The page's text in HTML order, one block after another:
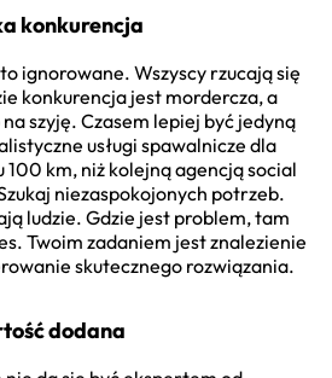
konkurencja
ignorowane. Wszyscy rzucają się
konkurencja jest mordercza, a
szyję. Czasem lepiej być jedyną
usługi spawalnicze dla
km, niż kolejną agencją social
niezaspokojonych potrzeb.
ludzie. Gdzie jest problem, tam
Twoim zadaniem jest znalezienie
skutecznego rozwiązania.
dodana